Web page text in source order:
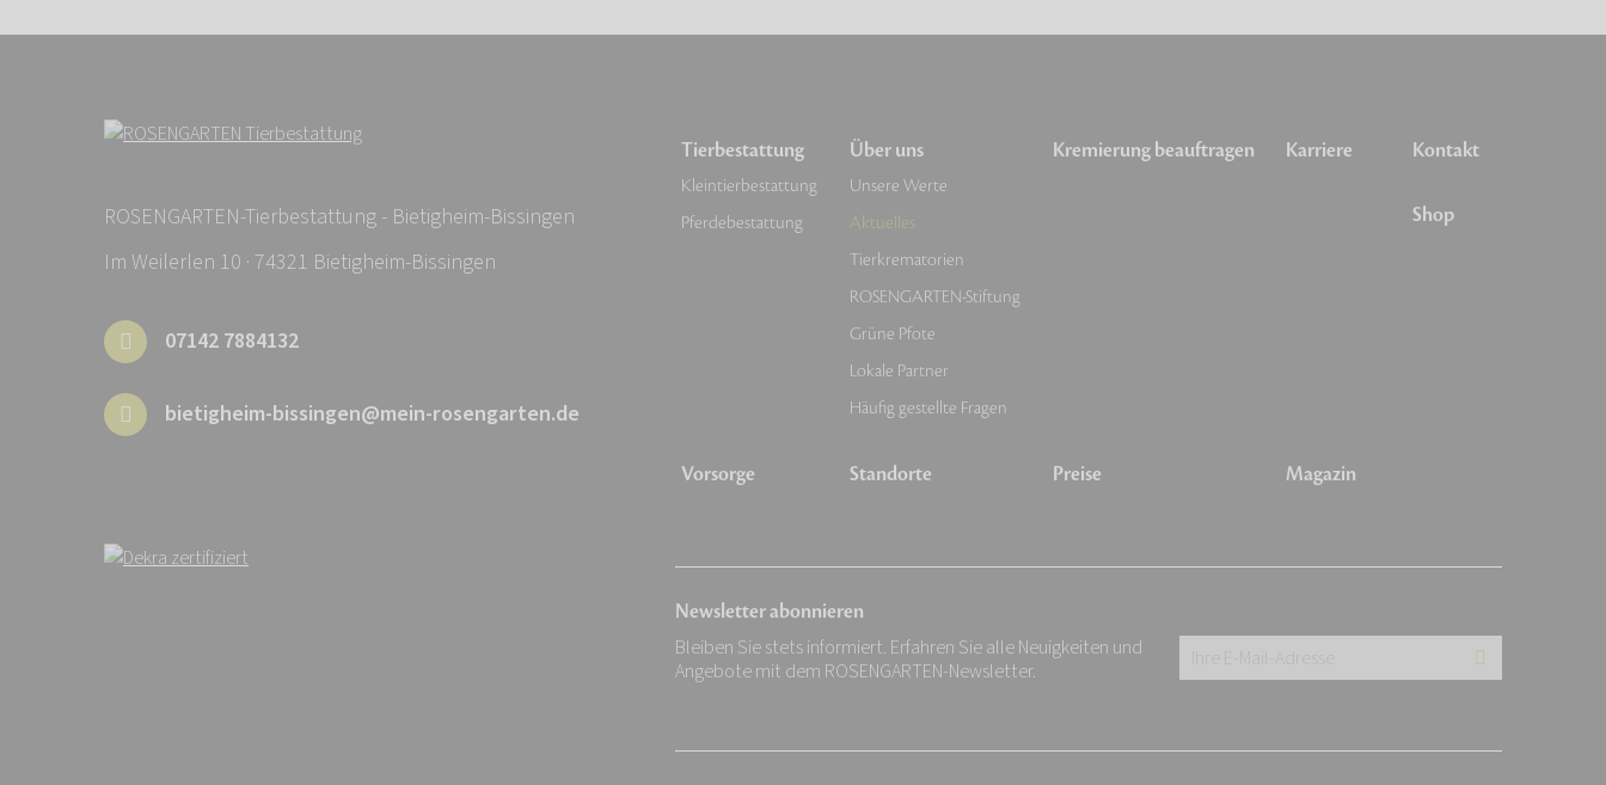
ROSENGARTEN-Tierbestattung - Bietigheim-Bissingen
Im Weilerlen 10 · 74321 Bietigheim-Bissingen
07142 7884132
bietigheim-bissingen@mein-rosengarten.de
Tierbestattung
Kleintierbestattung
Pferdebestattung
Vorsorge
Über uns
Unsere Werte
Aktuelles
Tierkrematorien
ROSENGARTEN-Stiftung
Grüne Pfote
Lokale Partner
Häufig gestellte Fragen
Standorte
Kremierung beauftragen
Preise
Karriere
Magazin
Kontakt
Shop
Newsletter abonnieren
Bleiben Sie stets informiert. Erfahren Sie alle Neuigkeiten und
Angebote mit dem ROSENGARTEN-Newsletter.
E-